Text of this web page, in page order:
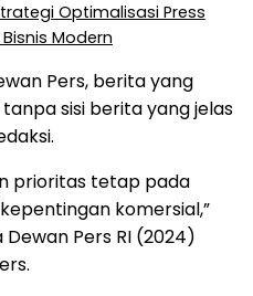
Optimalisasi Press
Modern
Pers, berita yang
sisi berita yang jelas
prioritas tetap pada
komersial,”
Pers RI (2024)